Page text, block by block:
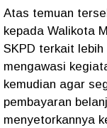
Atas temuan
kepada Walikota
SKPD terkait
mengawasi
kemudian agar
pembayaran
menyetorkannya